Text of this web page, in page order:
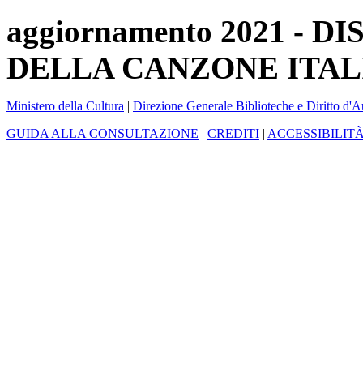
aggiornamento 2021 -
DELLA CANZONE
Ministero della Cultura | Direzione Generale Biblioteche e Diritto
GUIDA ALLA CONSULTAZIONE | CREDITI |